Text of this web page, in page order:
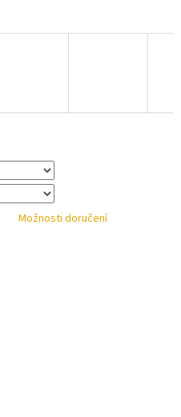
Možnosti doručení